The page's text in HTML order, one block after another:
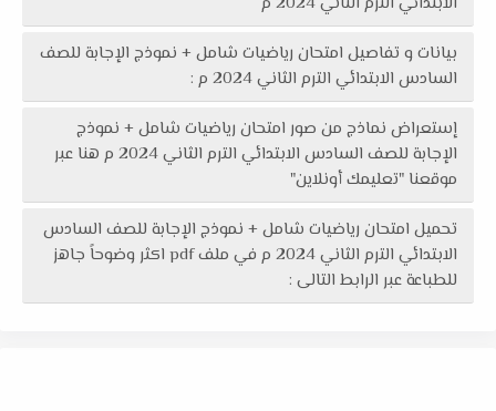
بيانات و تفاصيل امتحان رياضيات شامل + نموذج الإجابة للصف
السادس الابتدائي الترم الثاني 2024 م :
إستعراض نماذج من صور امتحان رياضيات شامل + نموذج
الإجابة للصف السادس الابتدائي الترم الثاني 2024 م هنا عبر
موقعنا "تعليمك أونلاين"
تحميل امتحان رياضيات شامل + نموذج الإجابة للصف السادس
الابتدائي الترم الثاني 2024 م في ملف pdf اكثر وضوحاً جاهز
للطباعة عبر الرابط التالى :